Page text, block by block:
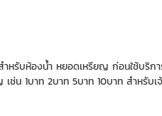
ำหรับห้องน้ำ หยอดเหรียญ ก่อนใช้บริ
น 1บาท 2บาท 5บาท 10บาท สำหรับ